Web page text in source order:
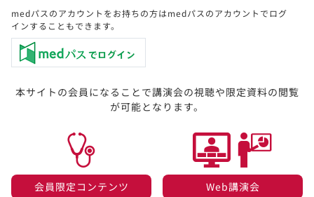
medパスのアカウントをお持ちの方はmedパスのアカウントでログ
インすることもできます。
本サイトの会員になることで講演会の視聴や限定資料の閲覧
が可能となります。
会員限定コンテンツ​
Web講演会​